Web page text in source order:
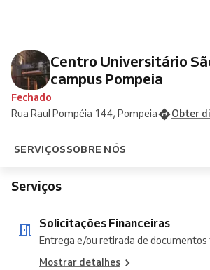
Centro Universitário
campus Pompeia
Fechado
Rua Raul Pompéia 144, Pompeia
Obter
SERVIÇOSSOBRE NÓS
Serviços
Solicitações Financeiras
Entrega e/ou retirada de documentos
Mostrar detalhes